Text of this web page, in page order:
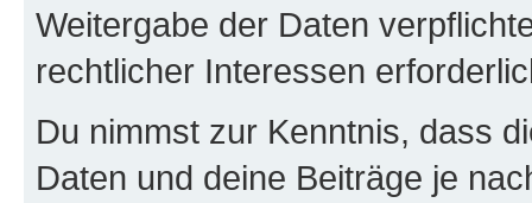
Weitergabe der Daten
rechtlicher Interessen
Du nimmst zur Kenntnis, dass
Daten und deine Beiträge je